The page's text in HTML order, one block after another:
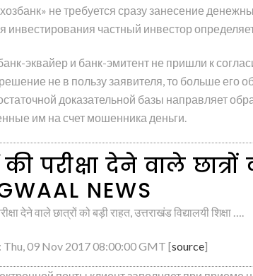
не требуется сразу занесение
инвестирования частный инвестор
эквайер и банк-эмитент не пришли к
не в пользу заявителя, то больше его
доказательной базы направляет
им на счет мошенника деньги.
की परीक्षा देने वाले
NEWS
देने वाले छात्रों को बड़ी राहत, उत्तराखंड विद्यालयी शिक्षा ….
Thu, 09 Nov 2017 08:00:00 GMT [source]